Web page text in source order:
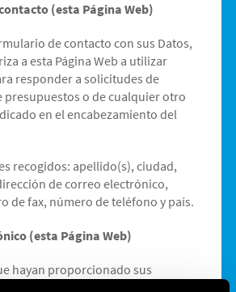
(esta Página Web)
de contacto con sus Datos,
a esta Página Web a utilizar
responder a solicitudes de
presupuestos o de cualquier otro
en el encabezamiento del
recogidos: apellido(s), ciudad,
de correo electrónico,
de fax, número de teléfono y país.
(esta Página Web)
hayan proporcionado sus